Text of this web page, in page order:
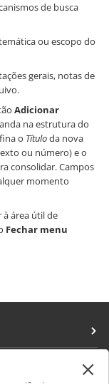
de busca
ou escopo do
gerais, notas de
Adicionar
na estrutura do
o Títuloda nova
ou número) e o
consolidar. Campos
momento
área útil de
Fechar menu